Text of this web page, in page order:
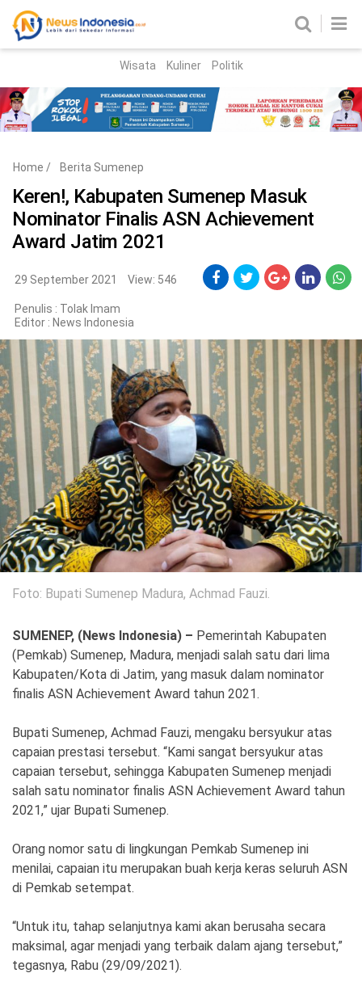
Parlemen
Nasional
Korupsi
Politik
Gaya Hidup
Kesehatan Kuliner
Otomotif
Iptek
Pendidikan Ilmiah
Teknologi
Sosial Budaya
Wisata
Ekonomi Olahraga
Indeks Birokrasi
Wisata Kuliner Politik
Home / Berita Sumenep
Keren!, Kabupaten Sumenep Masuk
Nominator Finalis ASN Achievement
Award Jatim 2021
29 September 2021 View: 546
Penulis : Tolak Imam
Editor : News Indonesia
Foto: Bupati Sumenep Madura, Achmad Fauzi.
SUMENEP, (News Indonesia) – Pemerintah Kabupaten
(Pemkab) Sumenep, Madura, menjadi salah satu dari lima
Kabupaten/Kota di Jatim, yang masuk dalam nominator
finalis ASN Achievement Award tahun 2021.
Bupati Sumenep, Achmad Fauzi, mengaku bersyukur atas
capaian prestasi tersebut. “Kami sangat bersyukur atas
capaian tersebut, sehingga Kabupaten Sumenep menjadi
salah satu nominator finalis ASN Achievement Award tahun
2021,” ujar Bupati Sumenep.
Orang nomor satu di lingkungan Pemkab Sumenep ini
menilai, capaian itu merupakan buah kerja keras seluruh ASN
di Pemkab setempat.
“Untuk itu, tahap selanjutnya kami akan berusaha secara
maksimal, agar menjadi yang terbaik dalam ajang tersebut,”
tegasnya, Rabu (29/09/2021).